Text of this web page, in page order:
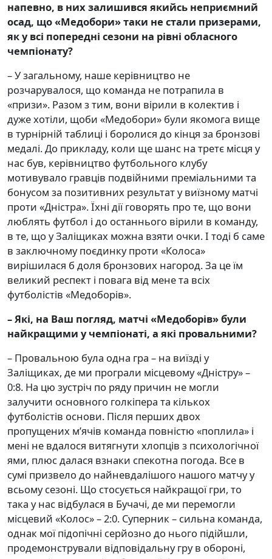
напевно, в них залишився якийсь неприємний
осад, що «Медобори» таки не стали призерами,
як у всі попередні сезони на рівні обласного
чемпіонату?
– У загальному, наше керівництво не
розчарувалося, що команда не потрапила в
«призи». Разом з тим, вони вірили в колектив і
дуже хотіли, щоби «Медобори» були якомога вище
в турнірній таблиці і боролися до кінця за бронзові
медалі. До прикладу, коли ще шанс на третє місця у
нас був, керівництво футбольного клубу
мотивувало гравців подвійними преміальними та
бонусом за позитивних результат у виїзному матчі
проти «Дністра». Їхні дії говорять про те, що вони
люблять футбол і до останнього вірили в команду,
в те, що у Заліщиках можна взяти очки. І тоді б саме
в заключному поєдинку проти «Колоса»
вирішилася б доля бронзових нагород. За це їм
великий респект і повага від мене та всіх
футболістів «Медоборів».
– Які, на Ваш погляд, матчі «Медоборів» були
найкращими у чемпіонаті, а які провальними?
– Провальною була одна гра – на виїзді у
Заліщиках, де ми програли місцевому «Дністру» –
0:8. На цю зустріч по ряду причин не могли
залучити основного голкіпера та кількох
футболістів основи. Після перших двох
пропущених м’ячів команда повністю «поплила» і
мені не вдалося витягнути хлопців з психологічної
ями, плюс далася взнаки спекотна погода. Все в
сумі призвело до найневдалішого нашого матчу у
всьому сезоні. Що стосується найкращої гри, то
така у нас відбулася в Бучачі, де ми перемогли
місцевий «Колос» – 2:0. Суперник – сильна команда,
однак мої підопічні серйозно до нього підійшли,
продемонстрували відповідальну гру в обороні,